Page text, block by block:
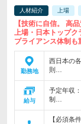
人材紹介 上場
【技術に自信。 高
上場・日本トップク
プライアンス体制も
勤務地
西日本の
則…
給与
予定年収
制…
【必須条